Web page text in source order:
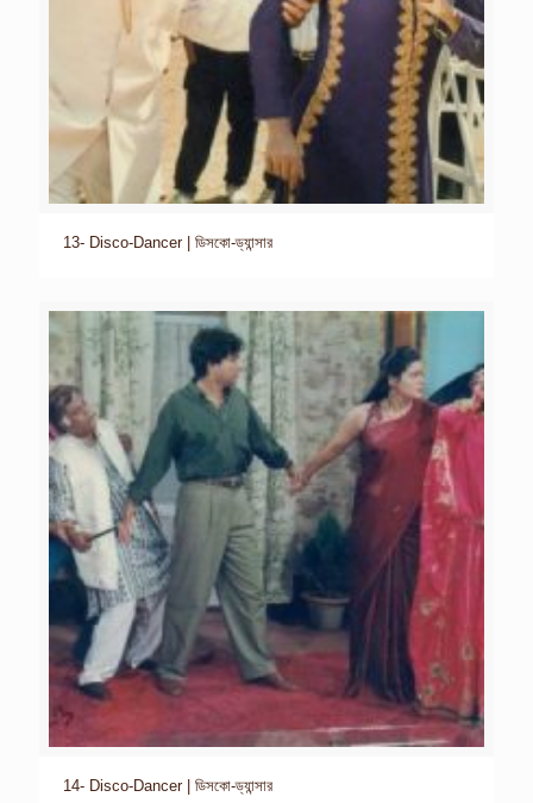
13- Disco-Dancer | ডিসকো-ড্যান্সার
14- Disco-Dancer | ডিসকো-ড্যান্সার